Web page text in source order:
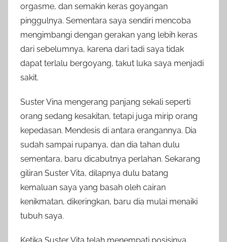
orgasme, dan semakin keras goyangan
pinggulnya. Sementara saya sendiri mencoba
mengimbangi dengan gerakan yang lebih keras
dari sebelumnya, karena dari tadi saya tidak
dapat terlalu bergoyang, takut luka saya menjadi
sakit.
Suster Vina mengerang panjang sekali seperti
orang sedang kesakitan, tetapi juga mirip orang
kepedasan. Mendesis di antara erangannya. Dia
sudah sampai rupanya, dan dia tahan dulu
sementara, baru dicabutnya perlahan. Sekarang
giliran Suster Vita, dilapnya dulu batang
kemaluan saya yang basah oleh cairan
kenikmatan, dikeringkan, baru dia mulai menaiki
tubuh saya.